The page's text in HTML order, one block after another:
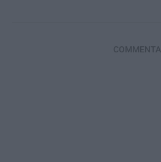
COMMENTA